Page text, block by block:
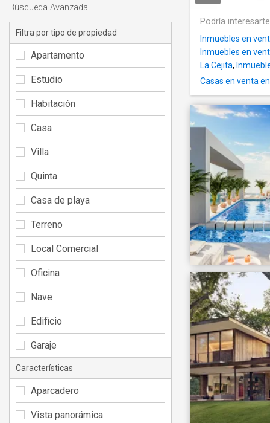
Podría
Inmuebles en
Inmuebles en
La Cejita,
Casas en venta
Búsqueda Avanzada
Filtra por tipo de propiedad
Apartamento
Estudio
Habitación
Casa
Villa
Quinta
Casa de playa
Terreno
Local Comercial
Oficina
Nave
Edificio
Garaje
Características
Aparcadero
Vista panorámica